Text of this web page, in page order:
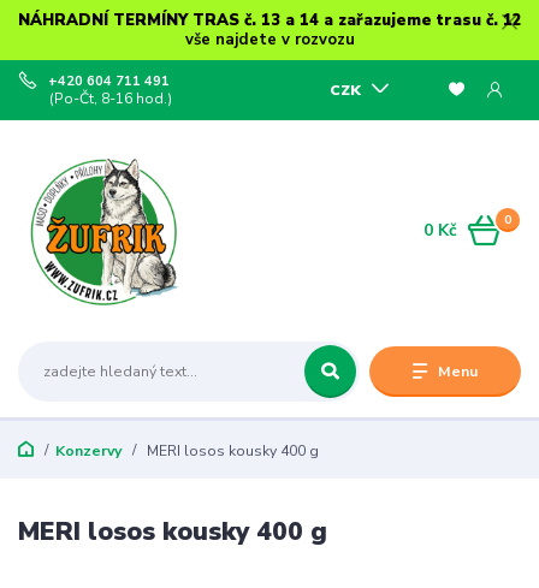
NÁHRADNÍ TERMÍNY TRAS č. 13 a 14 a zařazujeme trasu č. 12
vše najdete v rozvozu
Menu
CZK
+420 604 711 491
(Po-Čt, 8-16 hod.)
0
0 Kč
Konzervy MERI losos kousky 400 g
MERI losos kousky 400 g